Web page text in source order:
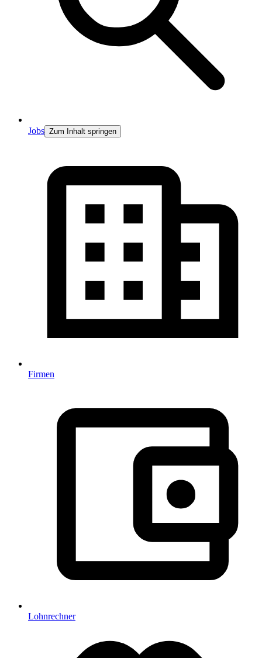
Jobs Zum Inhalt springen
Firmen
Lohnrechner